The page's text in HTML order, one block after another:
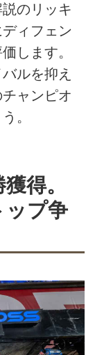
のリッキ
ィフェン
します。
ルを抑え
ャンピオ
。
得。
ップ争